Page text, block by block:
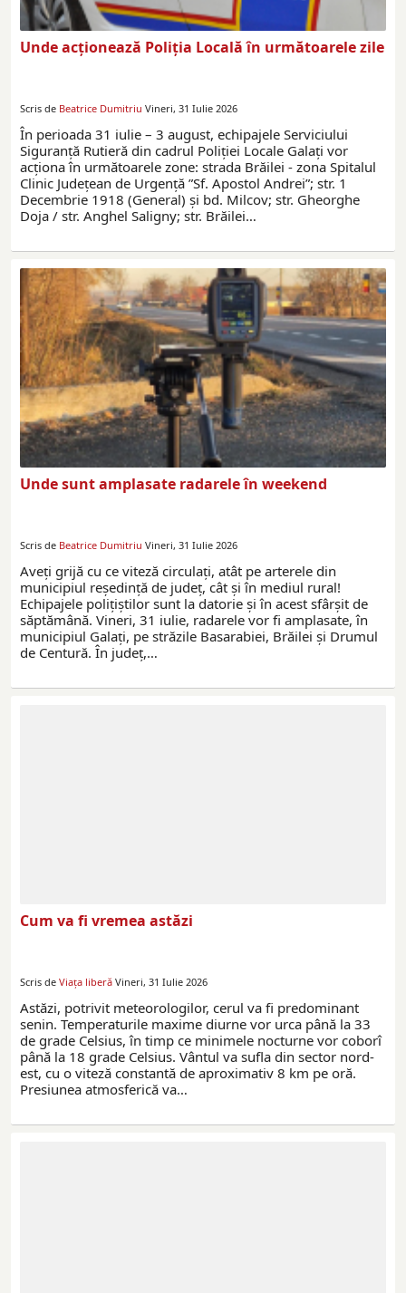
Unde acționează Poliția Locală în următoarele zile
Scris de Beatrice Dumitriu Vineri, 31 Iulie 2026
În perioada 31 iulie – 3 august, echipajele Serviciului
Siguranță Rutieră din cadrul Poliției Locale Galați vor
acționa în următoarele zone: strada Brăilei - zona Spitalul
Clinic Județean de Urgență ”Sf. Apostol Andrei”; str. 1
Decembrie 1918 (General) și bd. Milcov; str. Gheorghe
Doja / str. Anghel Saligny; str. Brăilei…
Unde sunt amplasate radarele în weekend
Scris de Beatrice Dumitriu Vineri, 31 Iulie 2026
Aveţi grijă cu ce viteză circulaţi, atât pe arterele din
municipiul reşedinţă de judeţ, cât şi în mediul rural!
Echipajele poliţiştilor sunt la datorie și în acest sfârșit de
săptămână. Vineri, 31 iulie, radarele vor fi amplasate, în
municipiul Galați, pe străzile Basarabiei, Brăilei și Drumul
de Centură. În județ,…
Cum va fi vremea astăzi
Scris de Viaţa liberă Vineri, 31 Iulie 2026
Astăzi, potrivit meteorologilor, cerul va fi predominant
senin. Temperaturile maxime diurne vor urca până la 33
de grade Celsius, în timp ce minimele nocturne vor coborî
până la 18 grade Celsius. Vântul va sufla din sector nord-
est, cu o viteză constantă de aproximativ 8 km pe oră.
Presiunea atmosferică va…